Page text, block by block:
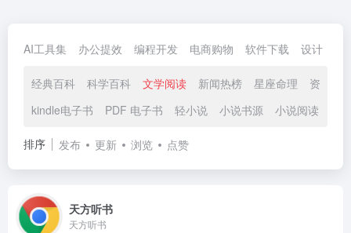
AI工具集 办公提效 编程开发 电商购物 软件下载 设计
经典百科 科学百科 文学阅读 新闻热榜 星座命理
资讯动
kindle电子书
PDF 电子书 轻小说 小说书源 小说阅读
排序 发布 更新 浏览 点赞
天方听书
天方听书